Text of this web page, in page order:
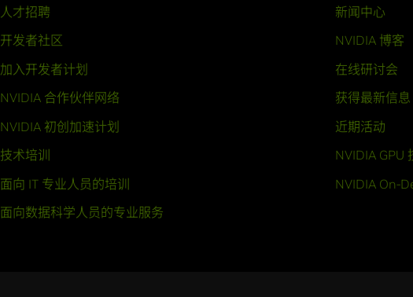
人才招聘
开发者社区
加入开发者计划
NVIDIA 合作伙伴网络
NVIDIA 初创加速计划
技术培训
面向 IT 专业人员的培训
面向数据科学人员的专业服务
新闻中心
NVIDIA 博客
在线研讨会
获得最新信息
近期活动
NVIDIA GPU
NVIDIA On-